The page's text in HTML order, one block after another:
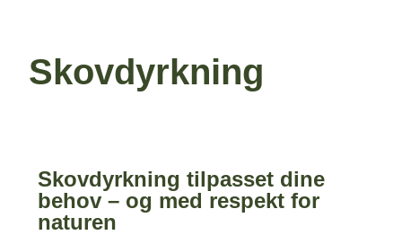
Skovdyrkning
Skovdyrkning tilpasset dine
behov – og med respekt for
naturen